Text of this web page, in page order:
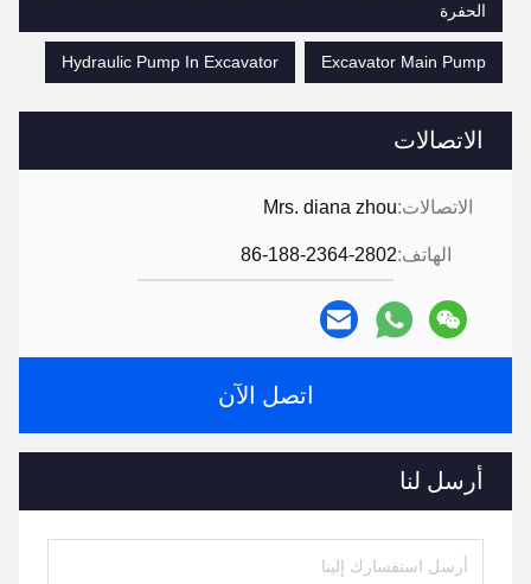
الاتصالات
الاتصالات:Mrs. diana zhou
الهاتف:86-188-2364-2802
اتصل الآن
أرسل لنا
الحفرة
Excavator Main Pump
Hydraulic Pump In Excavator